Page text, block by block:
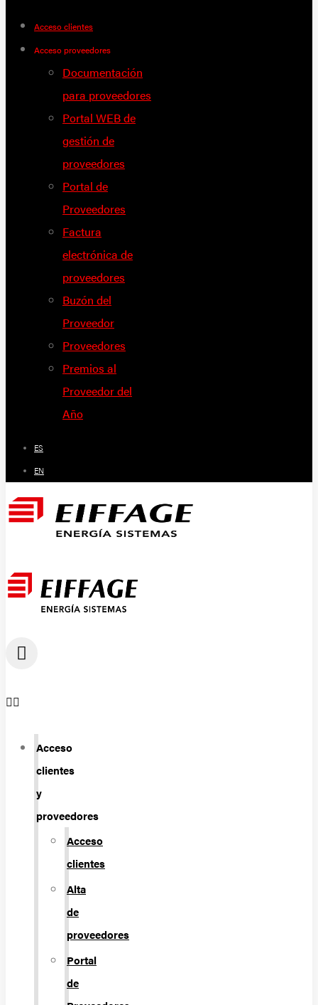
Acceso clientes
Acceso proveedores
Documentación
para proveedores
Portal WEB de
gestión de
proveedores
Portal de
Proveedores
Factura
electrónica de
proveedores
Buzón del
Proveedor
Proveedores
Premios al
Proveedor del
Año
ES
EN
Acceso
clientes
y
proveedores
Acceso
clientes
Alta
de
proveedores
Portal
de